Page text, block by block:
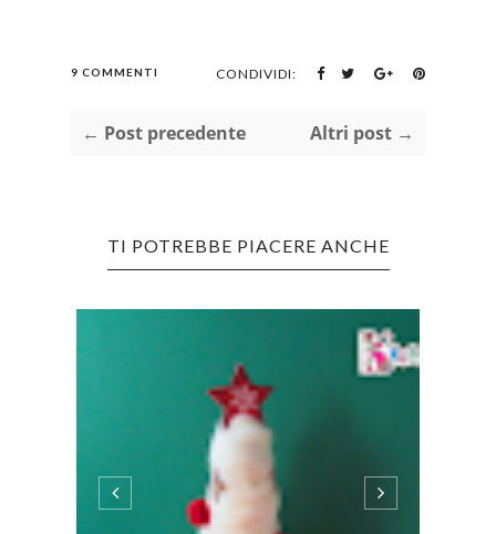
9 COMMENTI CONDIVIDI:
← Post precedente Altri post →
TI POTREBBE PIACERE ANCHE